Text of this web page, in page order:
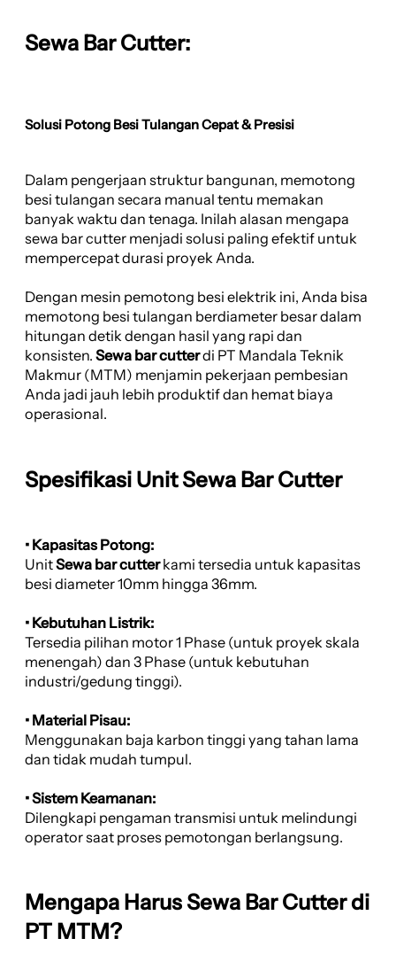
Sewa Bar Cutter:
Solusi Potong Besi Tulangan Cepat & Presisi
Dalam pengerjaan struktur bangunan, memotong
besi tulangan secara manual tentu memakan
banyak waktu dan tenaga. Inilah alasan mengapa
sewa bar cutter menjadi solusi paling efektif untuk
mempercepat durasi proyek Anda.
Dengan mesin pemotong besi elektrik ini, Anda bisa
memotong besi tulangan berdiameter besar dalam
hitungan detik dengan hasil yang rapi dan
konsisten. Sewa bar cutterdi PT Mandala Teknik
Makmur (MTM) menjamin pekerjaan pembesian
Anda jadi jauh lebih produktif dan hemat biaya
operasional.
Spesifikasi Unit Sewa Bar Cutter
• Kapasitas Potong:
UnitSewa bar cutterkami tersedia untuk kapasitas
besi diameter 10mm hingga 36mm.
• Kebutuhan Listrik:
Tersedia pilihan motor 1 Phase (untuk proyek skala
menengah) dan 3 Phase (untuk kebutuhan
industri/gedung tinggi).
• Material Pisau:
Menggunakan baja karbon tinggi yang tahan lama
dan tidak mudah tumpul.
• Sistem Keamanan:
Dilengkapi pengaman transmisi untuk melindungi
operator saat proses pemotongan berlangsung.
Mengapa Harus Sewa Bar Cutter di
PT MTM?